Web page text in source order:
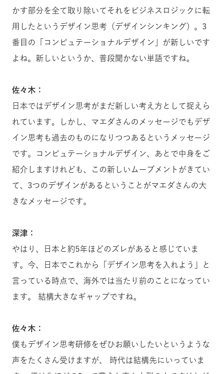
かす部分を全て取り除いてそれをビジネスロジックに転
用したというデザイン思考（デザインシンキング）。3
番目の「コンピュテーショナルデザイン」が新しいです
よね。新しいというか、普段聞かない単語ですね。
佐々木：
日本ではデザイン思考がまだ新しい考え方として捉えら
れています。しかし、マエダさんのメッセージでもデザ
イン思考も過去のものになりつつあるというメッセージ
です。コンピュテーショナルデザイン、あとで中身をご
紹介しますけれども、この新しいムーブメントがきてい
て、3つのデザインがあるということがマエダさんの大
きなメッセージです。
深津：
やはり、日本と約5年ほどのズレがあると感じていま
す。今、日本でこれから「デザイン思考を入れよう」と
言っている時点で、海外では当たり前のことになってい
ます。 結構大きなギャップですね。
佐々木：
僕もデザイン思考研修をぜひお願いしたいというような
声をたくさん受けますが、 時代は結構先にいっていま